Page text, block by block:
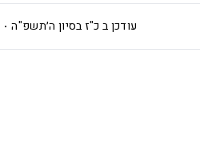
כ"ז בסיון ה׳תשפ"ה עודכן ב